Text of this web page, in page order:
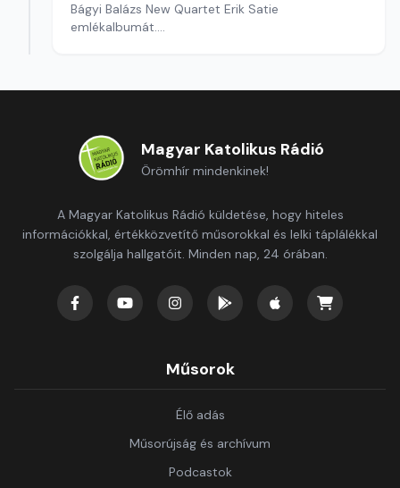
Bágyi Balázs New Quartet Erik Satie
emlékalbumát.
Magyar Katolikus Rádió
Örömhír mindenkinek!
A Magyar Katolikus Rádió küldetése, hogy hiteles
információkkal, értékközvetítő műsorokkal és lelki táplálékkal
szolgálja hallgatóit. Minden nap, 24 órában.
Műsorok
Élő adás
Műsorújság és archívum
Podcastok